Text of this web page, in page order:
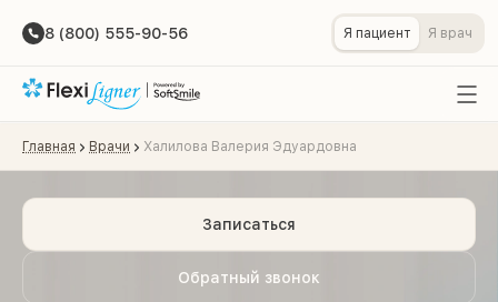
8 (800) 555-90-56 Я пациент Я врач
Главная Врачи Халилова Валерия Эдуардовна
Обратный звонок
Записаться